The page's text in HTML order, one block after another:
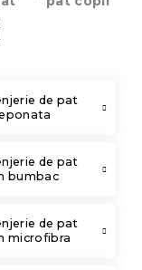
de pat
de pat
bumbac
de pat
microfibra